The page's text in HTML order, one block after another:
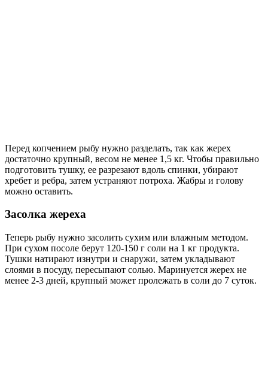
Перед копчением рыбу нужно разделать, так как жерех
достаточно крупный, весом не менее 1,5 кг. Чтобы правильно
подготовить тушку, ее разрезают вдоль спинки, убирают
хребет и ребра, затем устраняют потроха. Жабры и голову
можно оставить.
Засолка жереха
Теперь рыбу нужно засолить сухим или влажным методом.
При сухом посоле берут 120-150 г соли на 1 кг продукта.
Тушки натирают изнутри и снаружи, затем укладывают
слоями в посуду, пересыпают солью. Маринуется жерех не
менее 2-3 дней, крупный может пролежать в соли до 7 суток.